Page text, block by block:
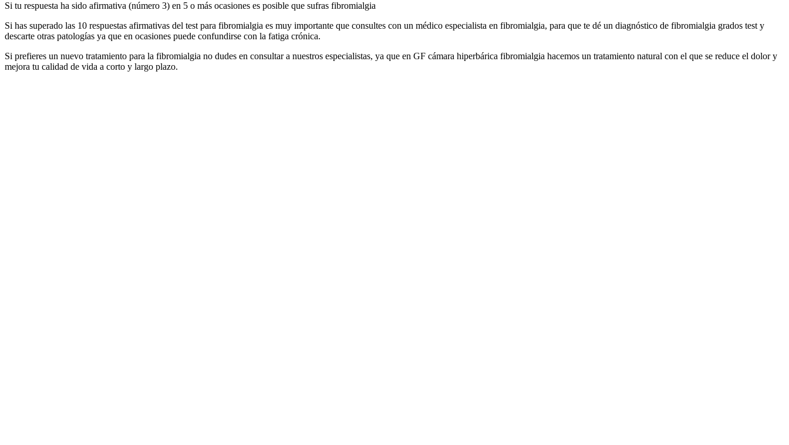
Si tu respuesta ha sido afirmativa (número 3) en 5 o más ocasiones es posible que sufras fibromialgia
Si has superado las 10 respuestas afirmativas del test para fibromialgia es muy importante que consultes con un médico especialista en fibromialgia, para que te dé un diagnóstico de fibromialgia grados test y
descarte otras patologías ya que en ocasiones puede confundirse con la fatiga crónica.
Si prefieres un nuevo tratamiento para la fibromialgia no dudes en consultar a nuestros especialistas, ya que en GF cámara hiperbárica fibromialgia hacemos un tratamiento natural con el que se reduce el dolor y
mejora tu calidad de vida a corto y largo plazo.